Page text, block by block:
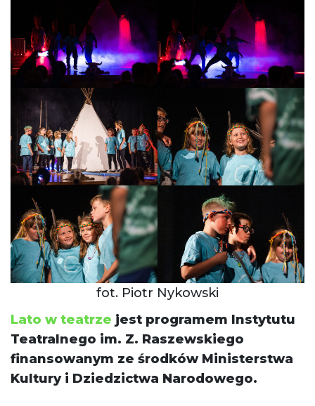
fot. Piotr Nykowski
Lato w teatrze jest programem Instytutu
Teatralnego im. Z. Raszewskiego
finansowanym ze środków Ministerstwa
Kultury i Dziedzictwa Narodowego.